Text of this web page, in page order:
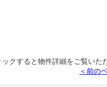
クすると物件詳細をご覧いた
＜前の